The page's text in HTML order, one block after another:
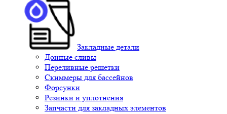
Закладные детали
Донные сливы
Переливные решетки
Скиммеры для бассейнов
Форсунки
Резинки и уплотнения
Запчасти для закладных элементов